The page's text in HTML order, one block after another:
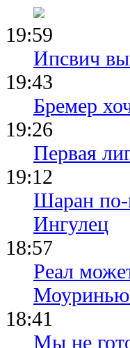
19:59
Ипсвич
19:43
Бремер
19:26
Первая
19:12
Шаран по-
Ингулец
18:57
Реал
Моуринью
18:41
Мы не